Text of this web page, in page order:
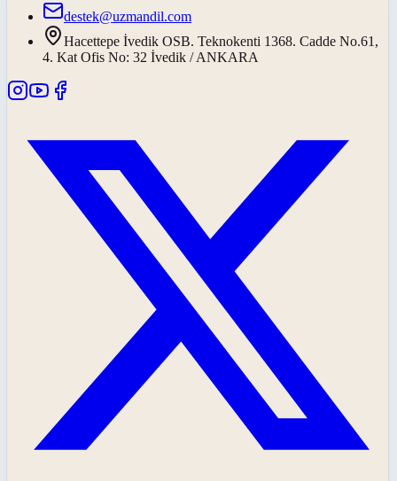
destek@uzmandil.com
Hacettepe İvedik OSB. Teknokenti 1368. Cadde No.61,
4. Kat Ofis No: 32 İvedik / ANKARA